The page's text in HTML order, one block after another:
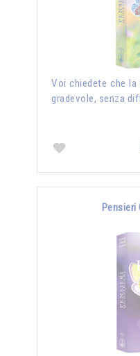
Voi chiedete che
gradevole, senza